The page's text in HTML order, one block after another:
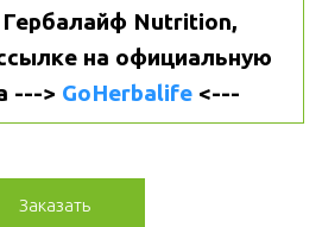
Nutrition,
на официальную
---> GoHerbalife <---
Заказать